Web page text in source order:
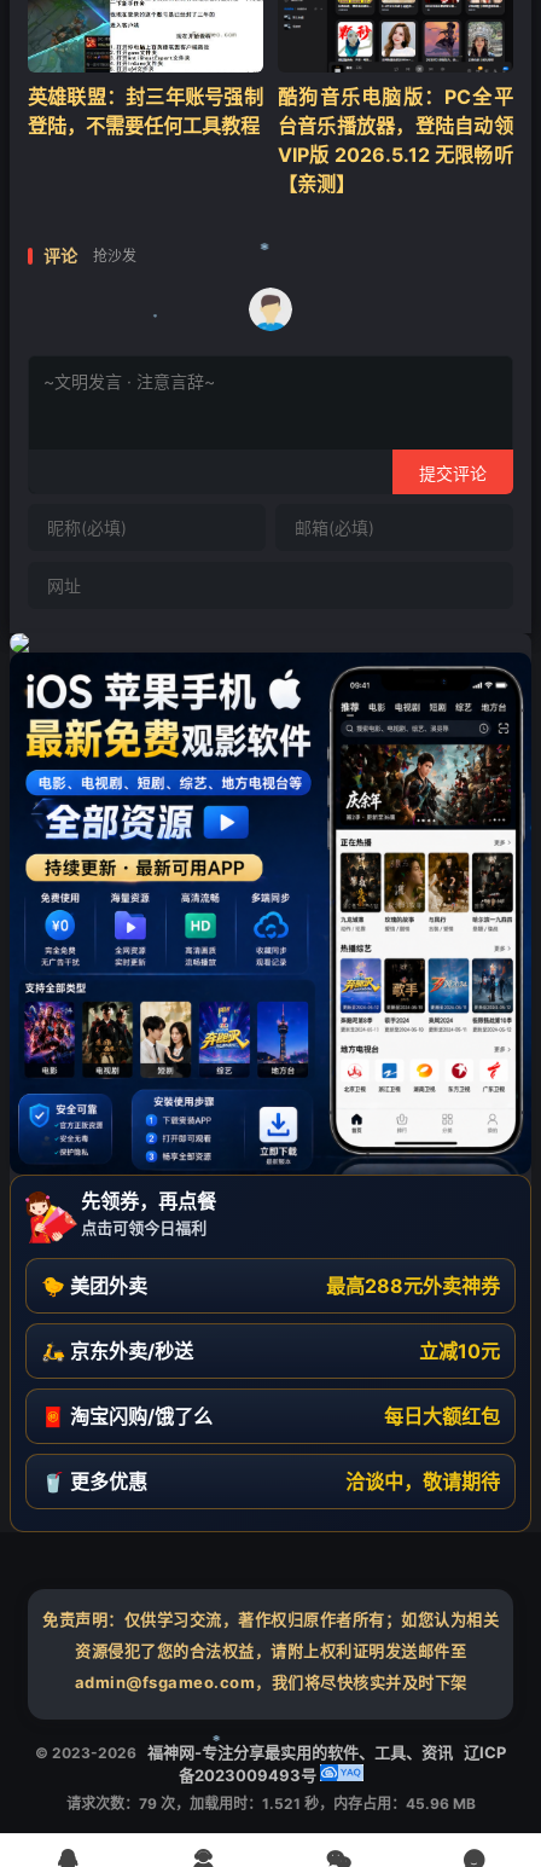
英雄联盟：封三年账号强制
登陆，不需要任何工具教程
酷狗音乐电脑版：PC全平
台音乐播放器，登陆自动领
VIP版 2026.5.12 无限畅听
【亲测】
评论 抢沙发
提交评论
先领券，再点餐
点击可领今日福利
🐤 美团外卖 最高288元外卖神券
🛵 京东外卖/秒送 立减10元
🧧 淘宝闪购/饿了么 每日大额红包
🥤 更多优惠 洽谈中，敬请期待
免责声明：仅供学习交流，著作权归原作者所有；如您认为相关
资源侵犯了您的合法权益，请附上权利证明发送邮件至
admin@fsgameo.com，我们将尽快核实并及时下架
© 2023-2026 福神网-专注分享最实用的软件、工具、资讯 辽ICP
备2023009493号
请求次数：79 次，加载用时：1.521 秒，内存占用：45.96 MB
   